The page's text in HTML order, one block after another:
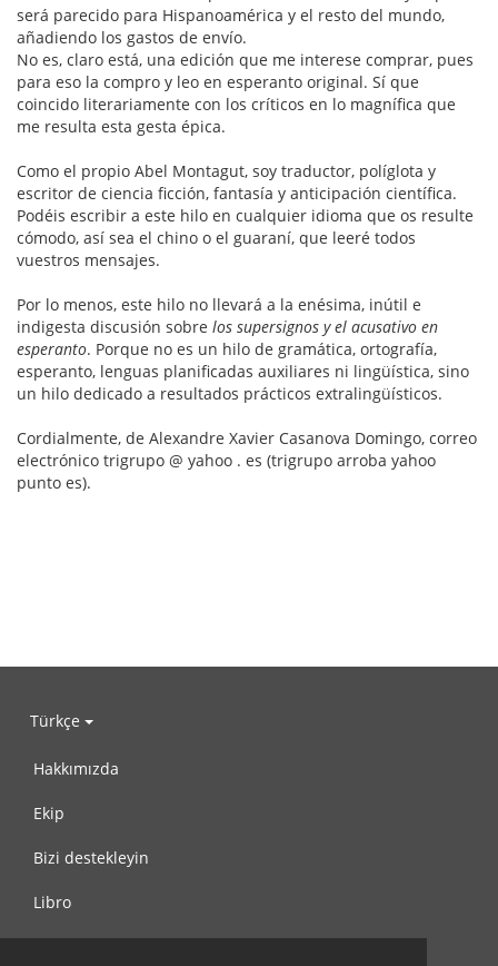
será parecido para Hispanoamérica y el resto del mundo,
añadiendo los gastos de envío.
No es, claro está, una edición que me interese comprar, pues
para eso la compro y leo en esperanto original. Sí que
coincido literariamente con los críticos en lo magnífica que
me resulta esta gesta épica.
Como el propio Abel Montagut, soy traductor, políglota y
escritor de ciencia ficción, fantasía y anticipación científica.
Podéis escribir a este hilo en cualquier idioma que os resulte
cómodo, así sea el chino o el guaraní, que leeré todos
vuestros mensajes.
Por lo menos, este hilo no llevará a la enésima, inútil e
indigesta discusión sobre los supersignos y el acusativo en
esperanto. Porque no es un hilo de gramática, ortografía,
esperanto, lenguas planificadas auxiliares ni lingüística, sino
un hilo dedicado a resultados prácticos extralingüísticos.
Cordialmente, de Alexandre Xavier Casanova Domingo, correo
electrónico trigrupo @ yahoo . es (trigrupo arroba yahoo
punto es).
Türkçe
Hakkımızda
Ekip
Bizi destekleyin
Libro